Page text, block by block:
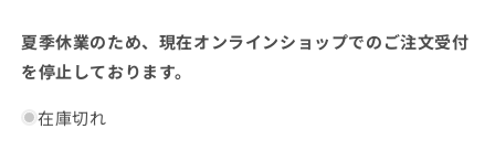
夏季休業のため、現在オンラインショップでのご注文受付
を停止しております。
在庫切れ